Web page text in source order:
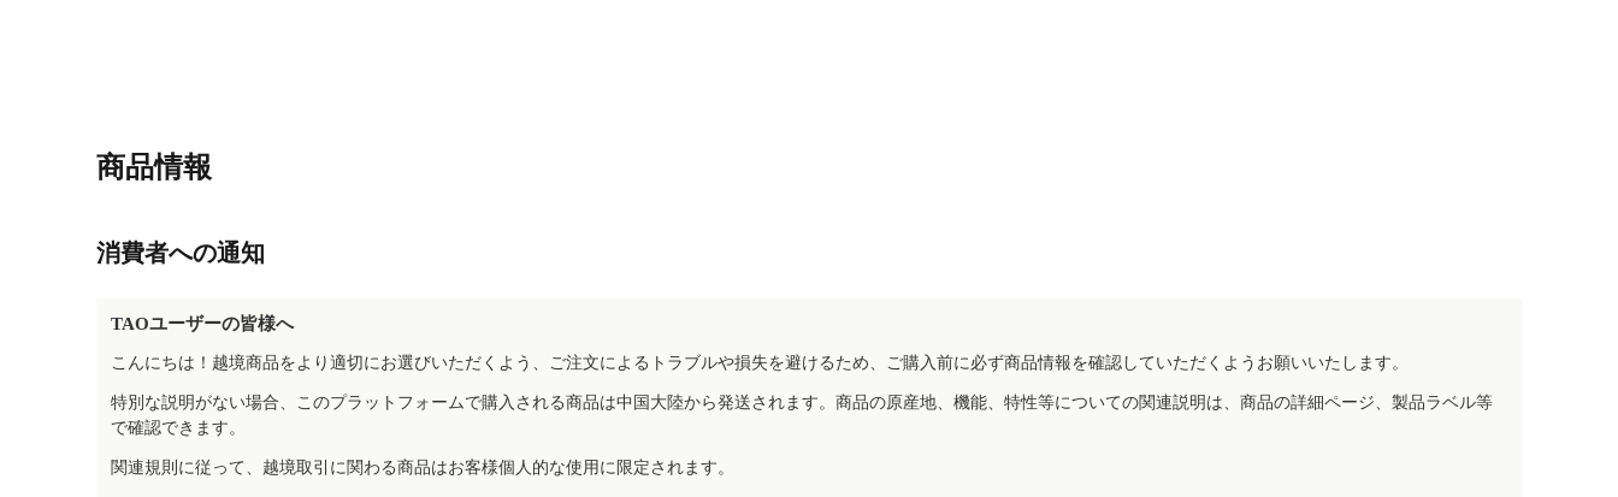
商品情報
消費者への通知
TAOユーザーの皆様へ
こんにちは！越境商品をより適切にお選びいただくよう、ご注文によるトラブルや損失を避けるため、ご購入前に必ず商品情報を確認していただくようお願いいたします。
特別な説明がない場合、このプラットフォームで購入される商品は中国大陸から発送されます。商品の原産地、機能、特性等についての関連説明は、商品の詳細ページ、製品ラベル等
で確認できます。
関連規則に従って、越境取引に関わる商品はお客様個人的な使用に限定されます。